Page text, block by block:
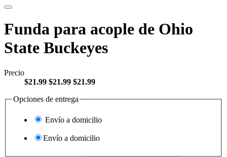
Funda para acople de Ohio
State Buckeyes
Precio
$21.99 $21.99 $21.99
Opciones de entrega
Envío a domicilio
Envío a domicilio